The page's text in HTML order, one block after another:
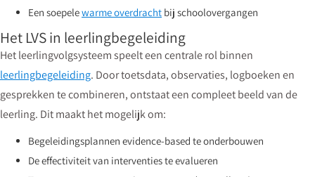
Een soepelewarme overdracht bij schoolovergangen
Het LVS in leerlingbegeleiding
Het leerlingvolgsysteem speelt een centrale rol binnen
leerlingbegeleiding. Door toetsdata, observaties, logboeken en
gesprekken te combineren, ontstaat een compleet beeld van de
leerling. Dit maakt het mogelijk om:
Begeleidingsplannen evidence-based te onderbouwen
De effectiviteit van interventies te evalueren